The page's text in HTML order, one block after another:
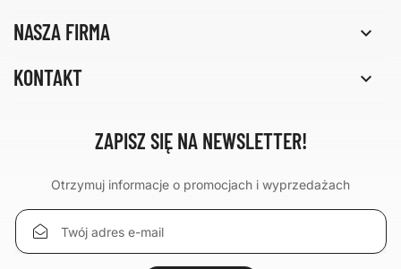
NASZA FIRMA 
KONTAKT 
ZAPISZ SIĘ NA NEWSLETTER!
Otrzymuj informacje o promocjach i wyprzedażach